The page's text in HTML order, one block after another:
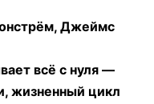
Джеймс
всё с нуля —
жизненный цикл